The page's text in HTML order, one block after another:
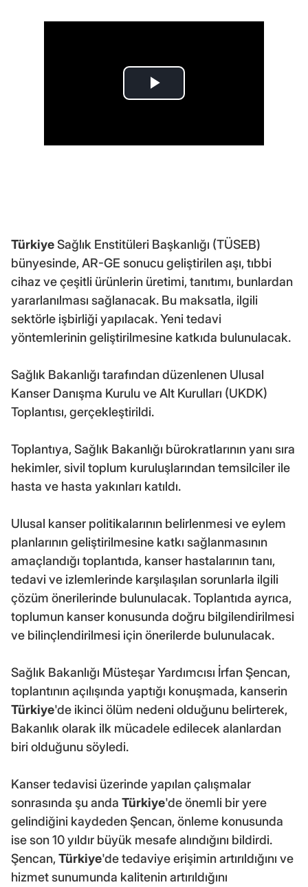
TürkiyeSağlık Enstitüleri Başkanlığı (TÜSEB)
bünyesinde, AR-GE sonucu geliştirilen aşı, tıbbi
cihaz ve çeşitli ürünlerin üretimi, tanıtımı, bunlardan
yararlanılması sağlanacak. Bu maksatla, ilgili
sektörle işbirliği yapılacak. Yeni tedavi
yöntemlerinin geliştirilmesine katkıda bulunulacak.
Sağlık Bakanlığı tarafından düzenlenen Ulusal
Kanser Danışma Kurulu ve Alt Kurulları (UKDK)
Toplantısı, gerçekleştirildi.
Toplantıya, Sağlık Bakanlığı bürokratlarının yanı sıra
hekimler, sivil toplum kuruluşlarından temsilciler ile
hasta ve hasta yakınları katıldı.
Ulusal kanser politikalarının belirlenmesi ve eylem
planlarının geliştirilmesine katkı sağlanmasının
amaçlandığı toplantıda, kanser hastalarının tanı,
tedavi ve izlemlerinde karşılaşılan sorunlarla ilgili
çözüm önerilerinde bulunulacak. Toplantıda ayrıca,
toplumun kanser konusunda doğru bilgilendirilmesi
ve bilinçlendirilmesi için önerilerde bulunulacak.
Sağlık Bakanlığı Müsteşar Yardımcısı İrfan Şencan,
toplantının açılışında yaptığı konuşmada, kanserin
Türkiye'de ikinci ölüm nedeni olduğunu belirterek,
Bakanlık olarak ilk mücadele edilecek alanlardan
biri olduğunu söyledi.
Kanser tedavisi üzerinde yapılan çalışmalar
sonrasında şu anda Türkiye'de önemli bir yere
gelindiğini kaydeden Şencan, önleme konusunda
ise son 10 yıldır büyük mesafe alındığını bildirdi.
Şencan,Türkiye'de tedaviye erişimin artırıldığını ve
hizmet sunumunda kalitenin artırıldığını